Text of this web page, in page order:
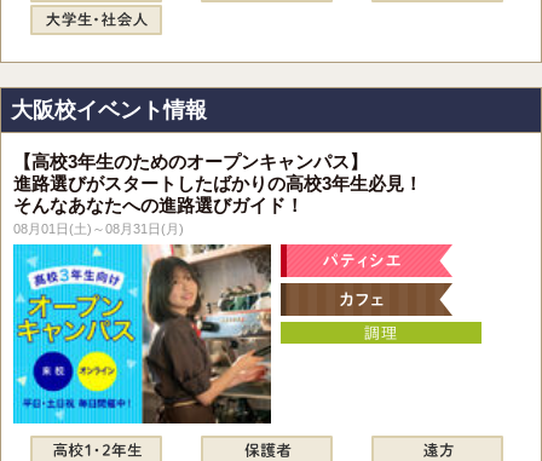
大阪校イベント情報
【高校3年生のためのオープンキャンパス】
進路選びがスタートしたばかりの高校3年生必見！
そんなあなたへの進路選びガイド！
08月01日(土)～08月31日(月)